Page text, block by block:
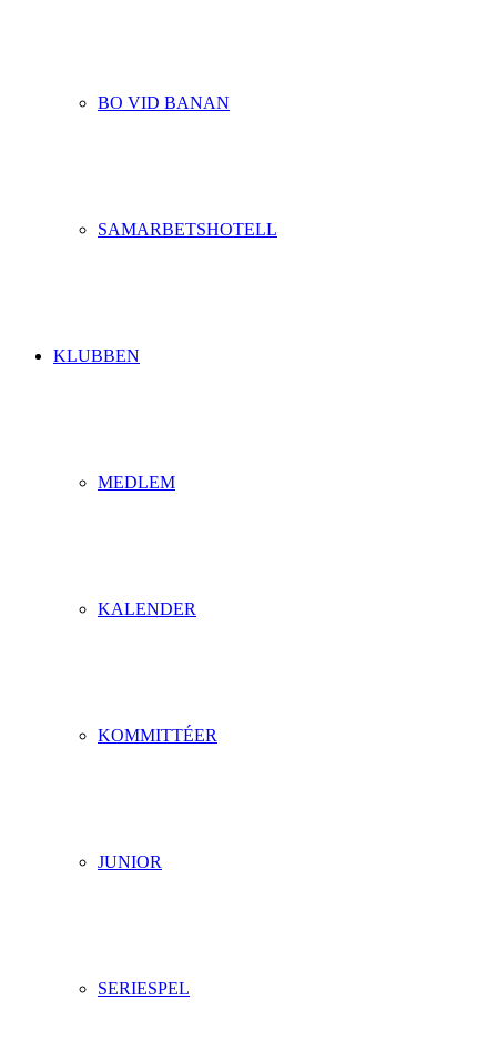
BO VID BANAN
SAMARBETSHOTELL
KLUBBEN
MEDLEM
KALENDER
KOMMITTÉER
JUNIOR
SERIESPEL